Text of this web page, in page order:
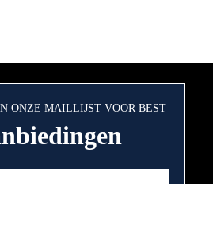
ONZE MAILLIJST VOOR BEST